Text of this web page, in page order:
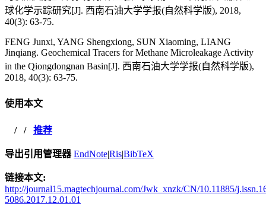
球化学示踪研究[J]. 西南石油大学学报(自然科学版), 2018,
40(3): 63-75.
FENG Junxi, YANG Shengxiong, SUN Xiaoming, LIANG
Jinqiang. Geochemical Tracers for Methane Microleakage Activity
in the Qiongdongnan Basin[J]. 西南石油大学学报(自然科学版),
2018, 40(3): 63-75.
使用本文
/ / 推荐
导出引用管理器 EndNote|Ris|BibTeX
链接本文:
http://journal15.magtechjournal.com/Jwk_xnzk/CN/10.11885/
5086.2017.12.01.01